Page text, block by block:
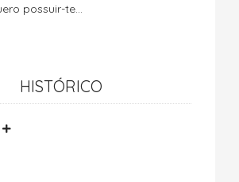
possuir-te...
HISTÓRICO